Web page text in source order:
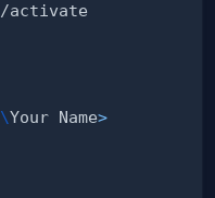
\Your Name>